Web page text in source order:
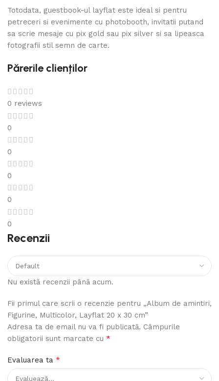
Totodata, guestbook-ul layflat este ideal si pentru
petreceri si evenimente cu photobooth, invitatii putand
sa scrie mesaje cu pix gold sau pix silver si sa lipeasca
fotografii stil semn de carte.
Părerile clienților
0 reviews
0
0
0
0
0
Recenzii
Nu există recenzii până acum.
Fii primul care scrii o recenzie pentru „Album de amintiri,
Figurine, Multicolor, Layflat 20 x 30 cm”
Adresa ta de email nu va fi publicată. Câmpurile
obligatorii sunt marcate cu *
Evaluarea ta *